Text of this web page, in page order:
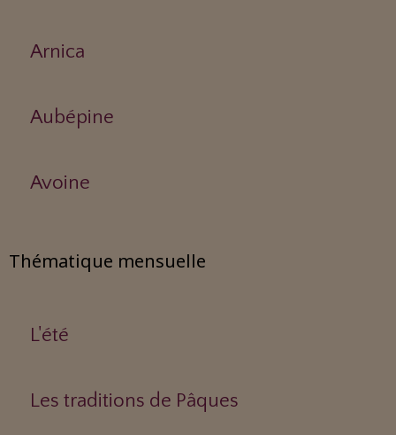
Arnica
Aubépine
Avoine
Thématique mensuelle
L'été
Les traditions de Pâques